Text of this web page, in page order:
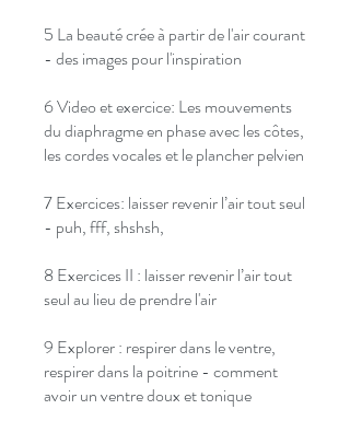
5 La beauté crée à partir de l'air courant
- des images pour l'inspiration
6 Video et exercice: Les mouvements
du diaphragme en phase avec les côtes,
les cordes vocales et le plancher pelvien
7 Exercices: laisser revenir l’air tout seul
- puh, fff, shshsh,
8 Exercices II : laisser revenir l’air tout
seul au lieu de prendre l'air
9 Explorer : respirer dans le ventre,
respirer dans la poitrine - comment
avoir un ventre doux et tonique